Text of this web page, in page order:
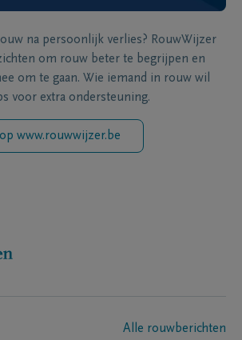
na persoonlijk verlies? RouwWijzer
om rouw beter te begrijpen en
om te gaan. Wie iemand in rouw wil
voor extra ondersteuning.
www.rouwwijzer.be
Alle rouwberichten